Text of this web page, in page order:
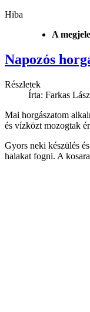
Hiba
A
Napozós
Részletek
Írta: Farkas
Mai horgászatom
és vízközt mozogtak
Gyors neki készülés
halakat fogni. A